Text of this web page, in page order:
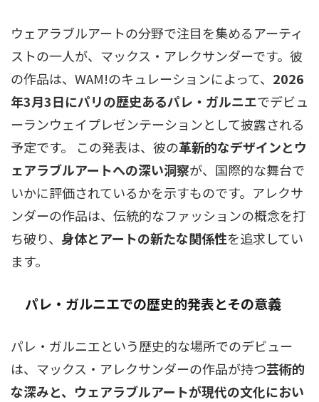
ウェアラブルアートの分野で注目を集めるアーティ
ストの一人が、マックス・アレクサンダーです。彼
の作品は、WAM!のキュレーションによって、 2026
年3月3日にパリの歴史あるパレ・ガルニエでデビュ
ーランウェイプレゼンテーションとして披露される
予定です。 この発表は、彼の革新的なデザインとウ
ェアラブルアートへの深い洞察が、国際的な舞台で
いかに評価されているかを示すものです。アレクサ
ンダーの作品は、伝統的なファッションの概念を打
ち破り、 身体とアートの新たな関係性を追求してい
ます。
パレ・ガルニエでの歴史的発表とその意義
パレ・ガルニエという歴史的な場所でのデビュー
は、マックス・アレクサンダーの作品が持つ芸術的
な深みと、ウェアラブルアートが現代の文化におい